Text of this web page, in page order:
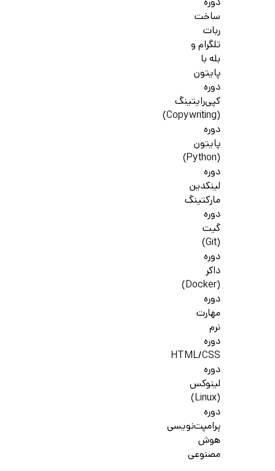
دوره
ساخت
ربات
تلگرام و
بله با
پایتون
دوره
کپی‌رایتینگ
(Copywriting)
دوره
پایتون
(Python)
دوره
لینکدین
مارکتینگ
دوره
گیت
(Git)
دوره
داکر
(Docker)
دوره
مهارت
نرم
دوره
HTML/CSS
دوره
لینوکس
(Linux)
دوره
پرامپت‌نویسی
هوش
مصنوعی